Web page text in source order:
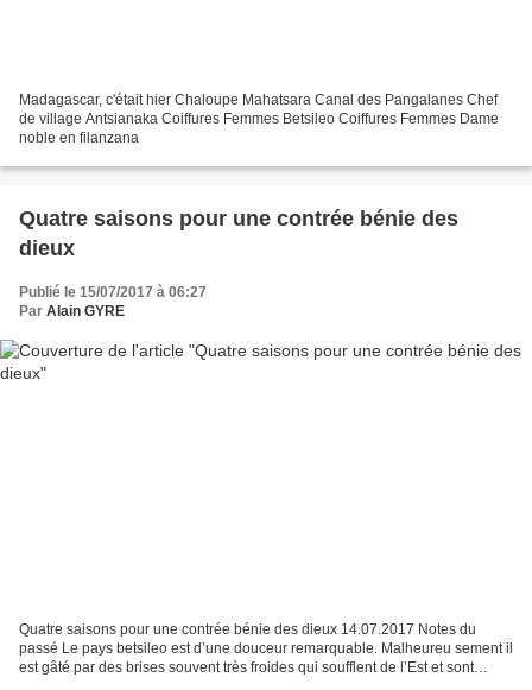
Madagascar, c'était hier Chaloupe Mahatsara Canal des Pangalanes Chef
de village Antsianaka Coiffures Femmes Betsileo Coiffures Femmes Dame
noble en filanzana
Quatre saisons pour une contrée bénie des
dieux
Publié le 15/07/2017 à 06:27
Par Alain GYRE
Quatre saisons pour une contrée bénie des dieux 14.07.2017 Notes du
passé Le pays betsileo est d’une douceur remarquable. Malheureu sement il
est gâté par des brises souvent très froides qui soufflent de l’Est et sont